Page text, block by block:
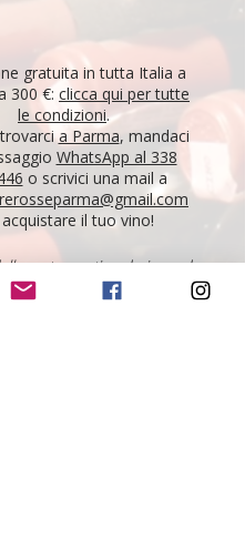
gratuita in tutta Italia a
300 €: clicca qui per tutte
le condizioni.
a Parma, mandaci
WhatsApp al 338
o scrivici una mail a
il tuo vino!
nostra cantina derivano da un
di ricerca, iniziato nel 1995 con